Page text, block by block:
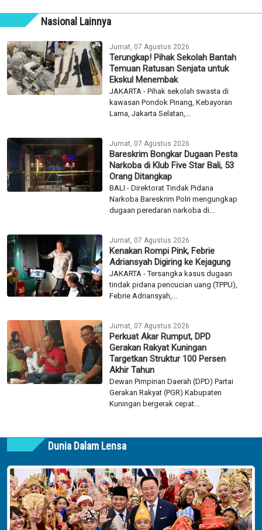
Nasional Lainnya
Jumat, 07 Agustus 2026
Terungkap! Pihak Sekolah Bantah
Temuan Ratusan Senjata untuk
Ekskul Menembak
JAKARTA - Pihak sekolah swasta di
kawasan Pondok Pinang, Kebayoran
Lama, Jakarta Selatan,...
Jumat, 07 Agustus 2026
Bareskrim Bongkar Dugaan Pesta
Narkoba di Klub Five Star Bali, 53
Orang Ditangkap
BALI - Direktorat Tindak Pidana
Narkoba Bareskrim Polri mengungkap
dugaan peredaran narkoba di...
Jumat, 07 Agustus 2026
Kenakan Rompi Pink, Febrie
Adriansyah Digiring ke Kejagung
JAKARTA - Tersangka kasus dugaan
tindak pidana pencucian uang (TPPU),
Febrie Adriansyah,...
Jumat, 07 Agustus 2026
Perkuat Akar Rumput, DPD
Gerakan Rakyat Kuningan
Targetkan Struktur 100 Persen
Akhir Tahun
Dewan Pimpinan Daerah (DPD) Partai
Gerakan Rakyat (PGR) Kabupaten
Kuningan bergerak cepat...
Dunia Dalam Lensa